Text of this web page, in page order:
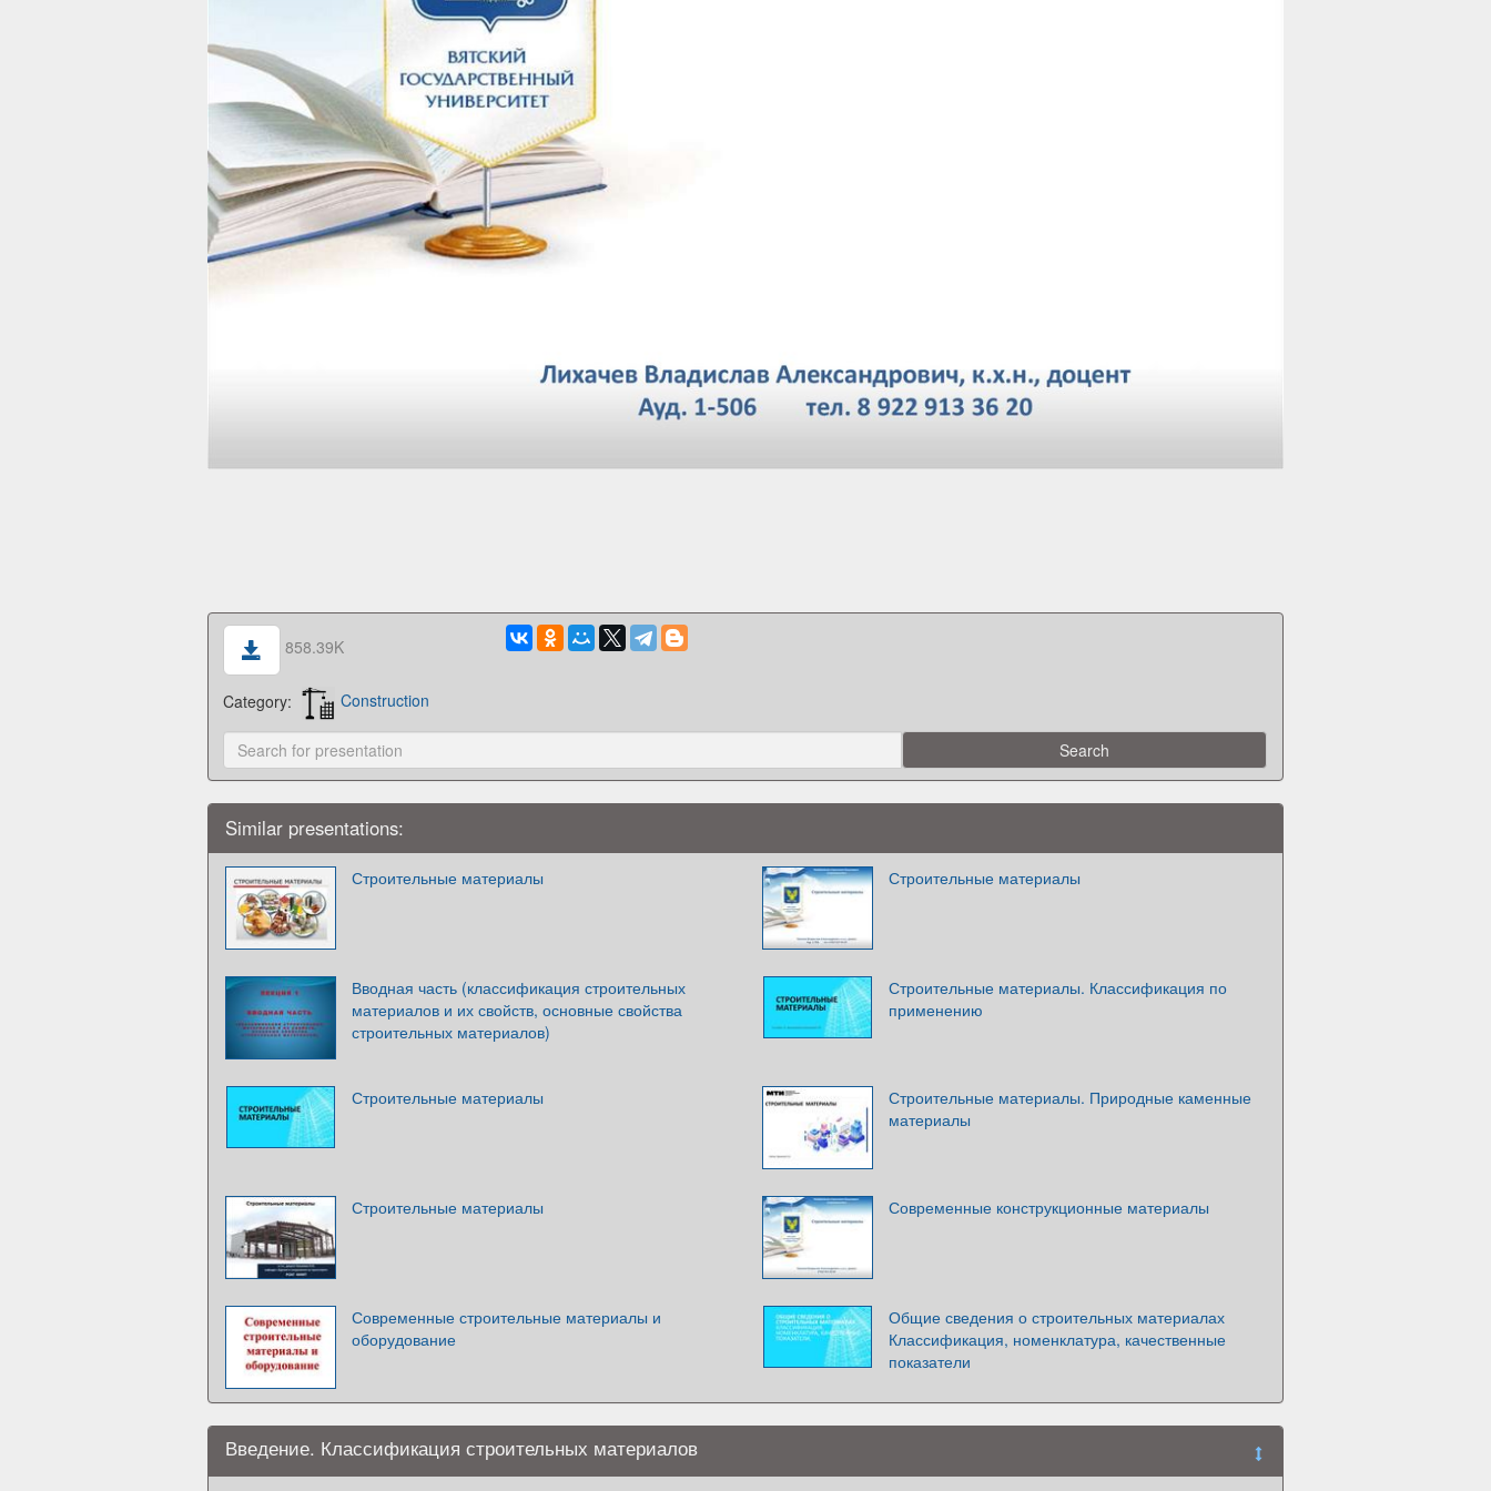
858.39K
Category: Construction
Similar presentations:
Строительные материалы Строительные материалы
Вводная часть (классификация строительных
материалов и их свойств, основные свойства
строительных материалов)
Строительные материалы. Классификация по
применению
Строительные материалы
Строительные материалы. Природные каменные
материалы
Строительные материалы Современные конструкционные материалы
Современные строительные материалы и
оборудование
Общие сведения о строительных материалах
Классификация, номенклатура, качественные
показатели
Введение. Классификация строительных материалов